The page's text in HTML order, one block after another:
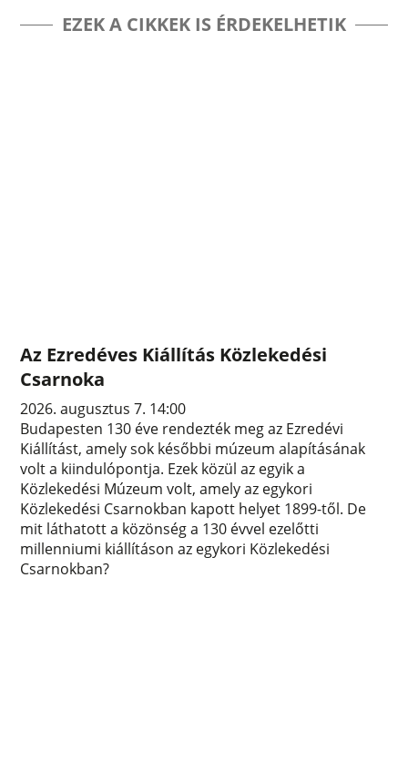
EZEK A CIKKEK IS ÉRDEKELHETIK
Az Ezredéves Kiállítás Közlekedési
Csarnoka
2026. augusztus 7. 14:00
Budapesten 130 éve rendezték meg az Ezredévi
Kiállítást, amely sok későbbi múzeum alapításának
volt a kiindulópontja. Ezek közül az egyik a
Közlekedési Múzeum volt, amely az egykori
Közlekedési Csarnokban kapott helyet 1899-től. De
mit láthatott a közönség a 130 évvel ezelőtti
millenniumi kiállításon az egykori Közlekedési
Csarnokban?